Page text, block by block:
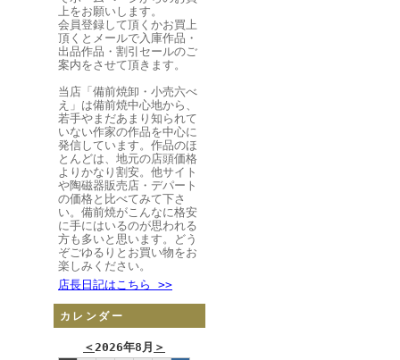
上をお願いします。
会員登録して頂くかお買上
頂くとメールで入庫作品・
出品作品・割引セールのご
案内をさせて頂きます。
当店「備前焼卸・小売六べ
え」は備前焼中心地から、
若手やまだあまり知られて
いない作家の作品を中心に
発信しています。作品のほ
とんどは、地元の店頭価格
よりかなり割安。他サイト
や陶磁器販売店・デパート
の価格と比べてみて下さ
い。備前焼がこんなに格安
に手にはいるのが思われる
方も多いと思います。どう
ぞごゆるりとお買い物をお
楽しみください。
店長日記はこちら >>
カレンダー
＜2026年8月 ＞